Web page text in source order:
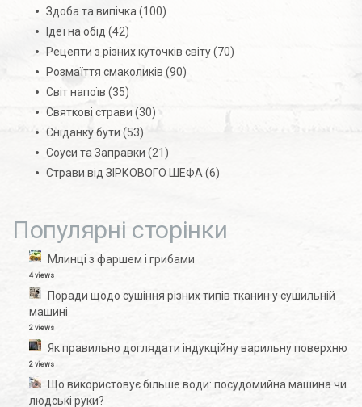
Здоба та випічка (100)
Ідеї на обід (42)
Рецепти з різних куточків світу(70)
Розмаїття смаколиків (90)
Світ напоїв (35)
Святкові страви (30)
Сніданку бути (53)
Соуси та Заправки (21)
Страви від ЗІРКОВОГО ШЕФА (6)
Популярні сторінки
Млинці з фаршем і грибами
4 views
Поради щодо сушіння різних типів тканин у сушильній
машині
2 views
Як правильно доглядати індукційну варильну поверхню
2 views
Що використовує більше води: посудомийна машина чи
людські руки?